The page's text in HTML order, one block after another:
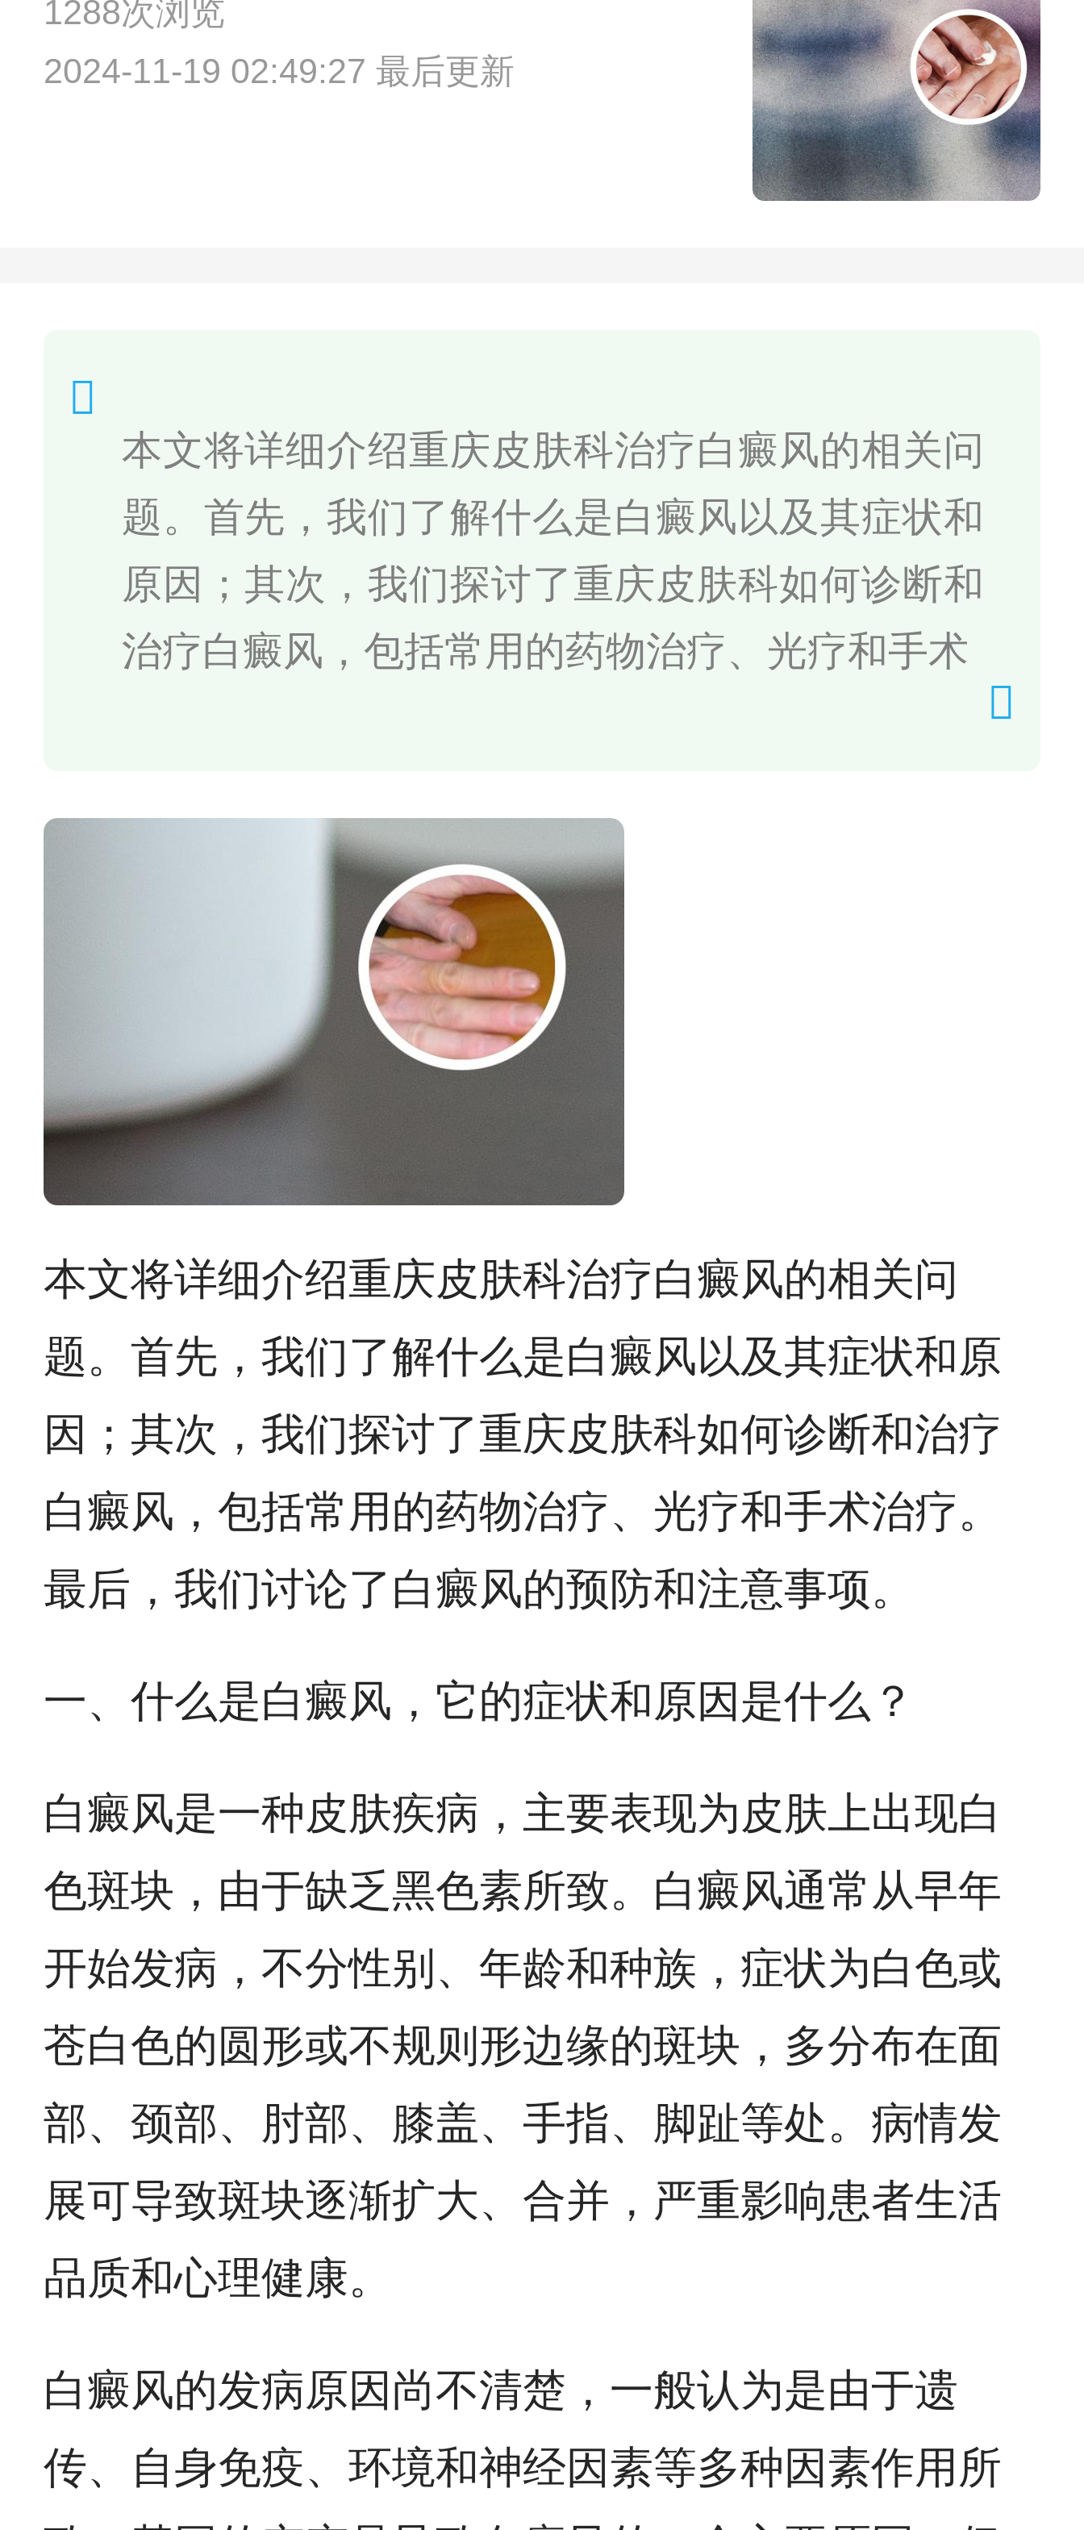
1288次浏览
2024-11-19 02:49:27 最后更新
本文将详细介绍重庆皮肤科治疗白癜风的相关问
题。首先，我们了解什么是白癜风以及其症状和
原因；其次，我们探讨了重庆皮肤科如何诊断和
治疗白癜风，包括常用的药物治疗、光疗和手术
本文将详细介绍重庆皮肤科治疗白癜风的相关问
题。首先，我们了解什么是白癜风以及其症状和原
因；其次，我们探讨了重庆皮肤科如何诊断和治疗
白癜风，包括常用的药物治疗、光疗和手术治疗。
最后，我们讨论了白癜风的预防和注意事项。
一、什么是白癜风，它的症状和原因是什么？
白癜风是一种皮肤疾病，主要表现为皮肤上出现白
色斑块，由于缺乏黑色素所致。白癜风通常从早年
开始发病，不分性别、年龄和种族，症状为白色或
苍白色的圆形或不规则形边缘的斑块，多分布在面
部、颈部、肘部、膝盖、手指、脚趾等处。病情发
展可导致斑块逐渐扩大、合并，严重影响患者生活
品质和心理健康。
白癜风的发病原因尚不清楚，一般认为是由于遗
传、自身免疫、环境和神经因素等多种因素作用所